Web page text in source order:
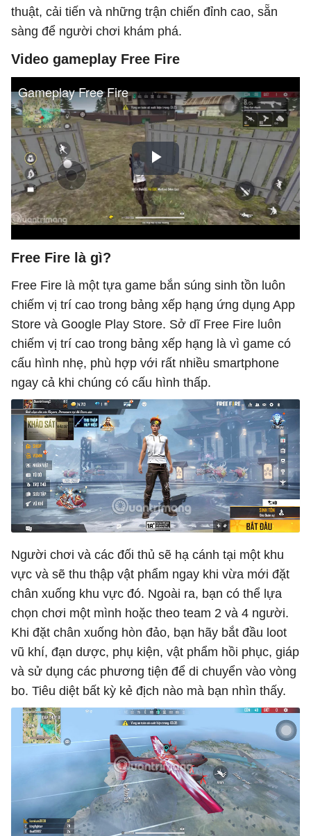
thuật, cải tiến và những trận chiến đỉnh cao, sẵn
sàng để người chơi khám phá.
Video gameplay Free Fire
Free Fire là gì?
Free Fire là một tựa game bắn súng sinh tồn luôn
chiếm vị trí cao trong bảng xếp hạng ứng dụng App
Store và Google Play Store. Sở dĩ Free Fire luôn
chiếm vị trí cao trong bảng xếp hạng là vì game có
cấu hình nhẹ, phù hợp với rất nhiều smartphone
ngay cả khi chúng có cấu hình thấp.
Người chơi và các đối thủ sẽ hạ cánh tại một khu
vực và sẽ thu thập vật phẩm ngay khi vừa mới đặt
chân xuống khu vực đó. Ngoài ra, bạn có thể lựa
chọn chơi một mình hoặc theo team 2 và 4 người.
Khi đặt chân xuống hòn đảo, bạn hãy bắt đầu loot
vũ khí, đạn dược, phụ kiện, vật phẩm hồi phục, giáp
và sử dụng các phương tiện để di chuyển vào vòng
bo. Tiêu diệt bất kỳ kẻ địch nào mà bạn nhìn thấy.